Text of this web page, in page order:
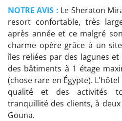
NOTRE AVIS : Le Sheraton
resort confortable, très
après année et ce malgré
charme opère grâce à un
îles reliées par des lagunes
des bâtiments à 1 étage
(chose rare en Égypte).
qualité et des activités
tranquillité des clients, à
Gouna.